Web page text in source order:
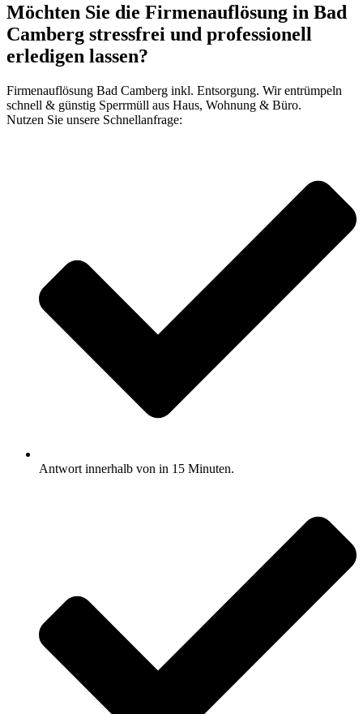
Möchten Sie die Firmenauflösung in Bad
Camberg stressfrei und professionell
erledigen lassen?
Firmenauflösung Bad Camberg inkl. Entsorgung. Wir entrümpeln
schnell & günstig Sperrmüll aus Haus, Wohnung & Büro.
Nutzen Sie unsere Schnellanfrage:
Antwort innerhalb von in 15 Minuten.